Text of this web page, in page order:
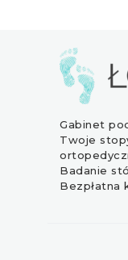
Gabinet
Twoje
Badanie
Bezpłatna